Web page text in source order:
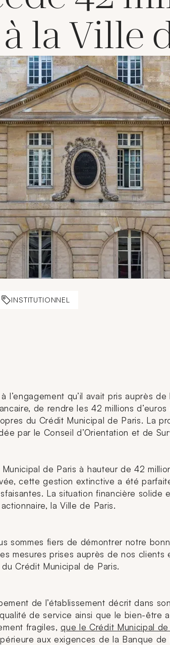
à la Ville
INSTITUTIONNEL
qu’il avait pris auprès
de rendre les 42 millions
du Crédit Municipal de Paris. La
par le Conseil d’Orientation et de
de Paris à hauteur de 42
cette gestion extinctive a été
La situation financière solide
la Ville de Paris.
sommes fiers de démontrer notre
mesures prises auprès de nos
Crédit Municipal de Paris.
de l’établissement décrit dans son
de service ainsi que le bien-être
fragiles,que le Crédit Municipal
aux exigences de la Banque